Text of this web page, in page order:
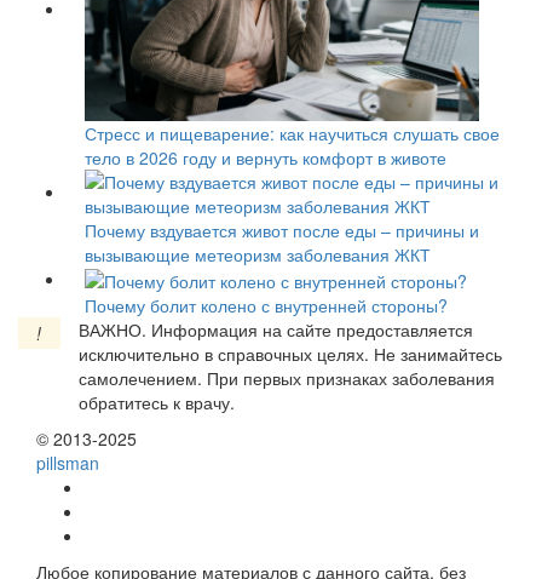
Стресс и пищеварение: как научиться слушать свое
тело в 2026 году и вернуть комфорт в животе
Почему вздувается живот после еды – причины и
вызывающие метеоризм заболевания ЖКТ
Почему болит колено с внутренней стороны?
!
ВАЖНО. Информация на сайте предоставляется
исключительно в справочных целях. Не занимайтесь
самолечением. При первых признаках заболевания
обратитесь к врачу.
© 2013-2025
pillsman
Любое копирование материалов с данного сайта, без